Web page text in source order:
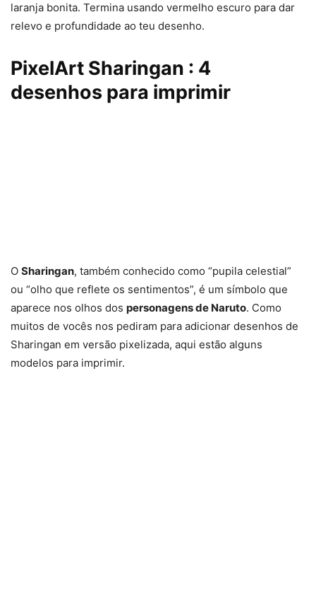
laranja bonita. Termina usando vermelho escuro para dar
relevo e profundidade ao teu desenho.
PixelArt Sharingan : 4
desenhos para imprimir
O Sharingan, também conhecido como “pupila celestial”
ou “olho que reflete os sentimentos”, é um símbolo que
aparece nos olhos dos personagens de Naruto. Como
muitos de vocês nos pediram para adicionar desenhos de
Sharingan em versão pixelizada, aqui estão alguns
modelos para imprimir.